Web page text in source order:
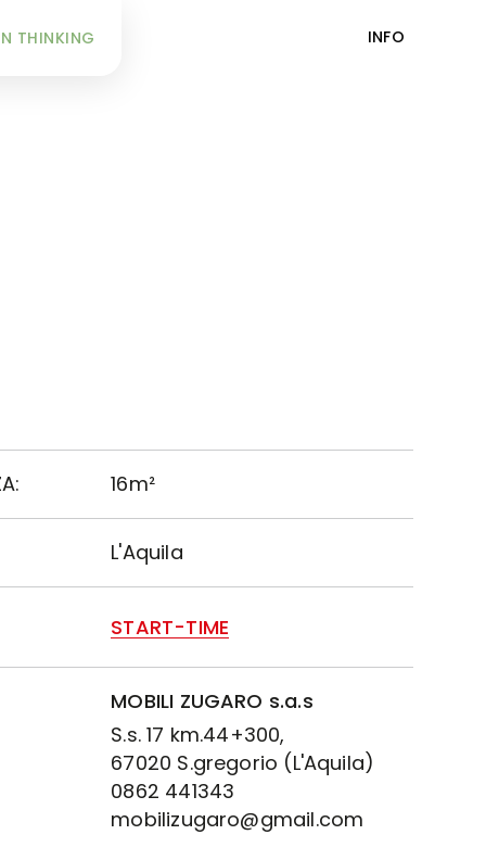
INFO
THINKING
16m²
L'Aquila
START-TIME
MOBILI ZUGARO s.a.s
S.s. 17 km.44+300,
67020 S.gregorio (L'Aquila)
0862 441343
mobilizugaro@gmail.com